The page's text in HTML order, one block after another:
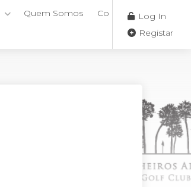
Quem Somos ContactosLog In
Registar